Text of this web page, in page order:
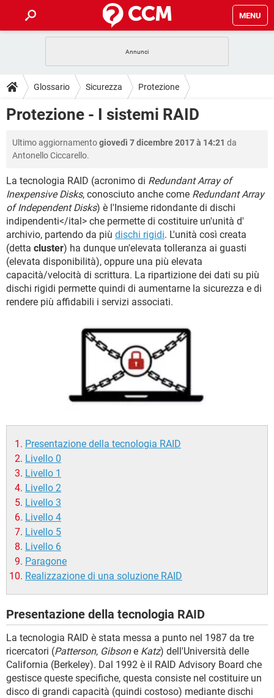
MENU
INTRATTENIMENTO ANDROID
iOS WINDOWS 10
TIKTOK
GUIDE
COVID-19
INTRATTENIMENTO ANDROID
iOS WINDOWS 10
TIKTOK FACEBOOK
HARDWARE
DOWNLOAD
INTRATTENIMENTO
INSTAGRAM WHATSAPP
TIKTOK FACEBOOK
HARDWARE
FORUM
INTRATTENIMENTO ANDROID
iOS WINDOWS 10
INSTAGRAM WHATSAPP
TIKTOK FACEBOOK
HARDWARE
COVID-19 GAMING
INTRATTENIMENTO ANDROID
iOS WINDOWS 10
INSTAGRAM WHATSAPP
TIKTOK FACEBOOK
HARDWARE
Glossario Sicurezza Protezione
Protezione - I sistemi RAID
Ultimo aggiornamentogiovedì 7 dicembre 2017 à 14:21 da
Antonello Ciccarello.
La tecnologia RAID (acronimo di Redundant Array of
Inexpensive Disks, conosciuto anche come Redundant Array
of Independent Disks) è l'Insieme ridondante di dischi
indipendenti</ital> che permette di costituire un'unità d'
archivio, partendo da più dischi rigidi. L'unità così creata
(detta cluster) ha dunque un'elevata tolleranza ai guasti
(elevata disponibilità), oppure una più elevata
capacità/velocità di scrittura. La ripartizione dei dati su più
dischi rigidi permette quindi di aumentarne la sicurezza e di
rendere più affidabili i servizi associati.
Presentazione della tecnologia RAID
Livello 0
Livello 1
Livello 2
Livello 3
Livello 4
Livello 5
Livello 6
Paragone
Realizzazione di una soluzione RAID
Presentazione della tecnologia RAID
La tecnologia RAID è stata messa a punto nel 1987 da tre
ricercatori (Patterson, Gibsone Katz) dell'Università delle
California (Berkeley). Dal 1992 è il RAID Advisory Board che
gestisce queste specifiche, questa consiste nel costituire un
disco di grandi capacità (quindi costoso) mediante dischi